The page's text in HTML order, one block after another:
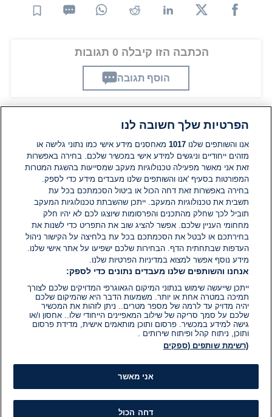
הכתבה הזו קיבלה 0 תגובות
הוסף תגובה
תגובות
אין עדיין תגובות. היה הראשון להגיב
הוסף תגובה
הפרטיות שלך חשובה לנו
אנו והשותפים שלנו1017 מאחסנים מידע אישי כמו נתוני גלישה או
מזהים ייחודיים וניגשים למידע אישי במכשיר שלכם. בחירה באפשרות
זאת אני מאשר מפעילה טכנולוגיות מעקב שמסייעות בהשגת המטרות
המפורטות בסעיף 'אנו והשותפים שלנו מעבדים מידע כדי לספק.
בחירה באפשרות זאת דחה הכול או ביטול הסכמתכם בכל עת
תשבית את טכנולוגיות המעקב. ייתכן שהשבתת טכנולוגיות המעקב
תוביל לכך שחלק מהתכנים והפרסומות שיוצגו לכם לא יהיו חלק
מחחומי העניין שלכם. אפשר להציג שוב את התפריט כדי לשנות את
בחירתכם או לבטל את הסכמתכם בכל עת בלחיצה על הקישור ניהול
העדפות שבתחתית הדף. הבחירות שלכם ישפיעו על אתר אישי שלנו.
מידע נוסף אפשר למצוא במדיניות הפרטיות שלנו.
אנחנו והשותפים שלנו מעבדים נתונים כדי לספק:
ייתכן שייעשה שימוש בנתוני המיקום הגאוגרפי המדויקים שלכם לצורך
תמיכה במטרה אחת או יותר. משמעות הדבר היא שהמיקום שלכם
יהיה מדויק עד לרמה של מספר מטרים.. ניתן לזהות את המכשיר
שלכם על סמך סריקה של שילוב המאפיינים הייחודי שלו.. אחסון ו/או
גישה למידע במכשיר. פרסום ותוכן מותאמים אישית, מדידת פרסום
ותוכן, ניתוח קהל ופיתוח שירותים .
(רשימת שותפים (ספקים
אני מאשר
דחה הכול